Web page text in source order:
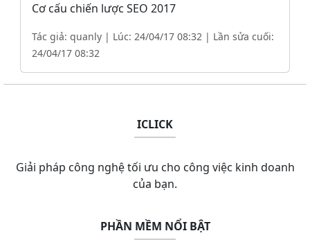
Cơ cấu chiến lược SEO 2017
Tác giả: quanly | Lúc: 24/04/17 08:32 | Lần sửa cuối:
24/04/17 08:32
ICLICK
Giải pháp công nghệ tối ưu cho công việc kinh doanh
của bạn.
PHẦN MỀM NỔI BẬT